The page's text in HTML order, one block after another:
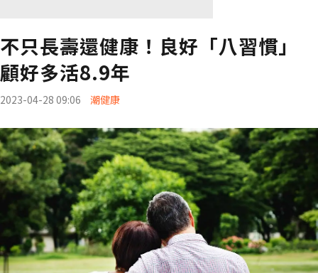
不只長壽還健康！良好「八習慣」
顧好多活8.9年
2023-04-28 09:06 潮健康